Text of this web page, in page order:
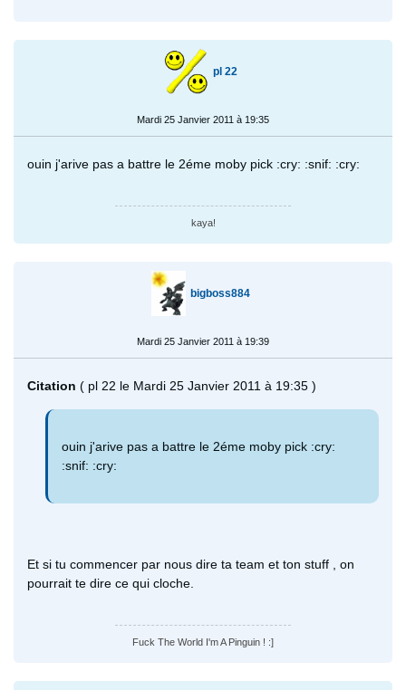
pl 22
Mardi 25 Janvier 2011 à 19:35
ouin j'arive pas a battre le 2éme moby pick :cry: :snif: :cry:
kaya!
bigboss884
Mardi 25 Janvier 2011 à 19:39
Citation ( pl 22 le Mardi 25 Janvier 2011 à 19:35 )
ouin j'arive pas a battre le 2éme moby pick :cry:
:snif: :cry:
Et si tu commencer par nous dire ta team et ton stuff , on
pourrait te dire ce qui cloche.
Fuck The World I'm A Pinguin ! :]